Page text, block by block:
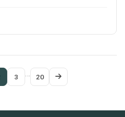
3 … 20
Next